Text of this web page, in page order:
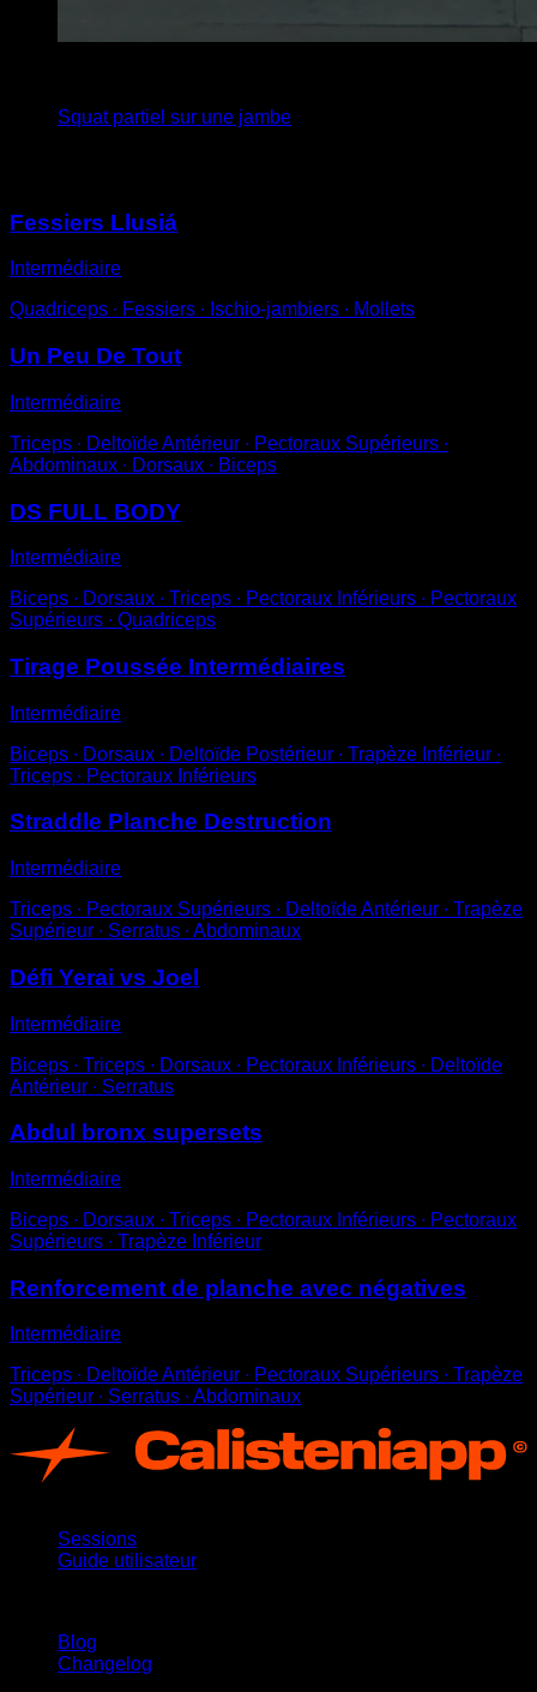
Squat partiel sur une jambe
Fessiers Llusiá
Intermédiaire
Quadriceps ∙ Fessiers ∙ Ischio-jambiers ∙ Mollets
Un Peu De Tout
Intermédiaire
Triceps ∙ Deltoïde Antérieur ∙ Pectoraux Supérieurs ∙
Abdominaux ∙ Dorsaux ∙ Biceps
DS FULL BODY
Intermédiaire
Biceps ∙ Dorsaux ∙ Triceps ∙ Pectoraux Inférieurs ∙ Pectoraux
Supérieurs ∙ Quadriceps
Tirage Poussée Intermédiaires
Intermédiaire
Biceps ∙ Dorsaux ∙ Deltoïde Postérieur ∙ Trapèze Inférieur ∙
Triceps ∙ Pectoraux Inférieurs
Straddle Planche Destruction
Intermédiaire
Triceps ∙ Pectoraux Supérieurs ∙ Deltoïde Antérieur ∙ Trapèze
Supérieur ∙ Serratus ∙ Abdominaux
Défi Yerai vs Joel
Intermédiaire
Biceps ∙ Triceps ∙ Dorsaux ∙ Pectoraux Inférieurs ∙ Deltoïde
Antérieur ∙ Serratus
Abdul bronx supersets
Intermédiaire
Biceps ∙ Dorsaux ∙ Triceps ∙ Pectoraux Inférieurs ∙ Pectoraux
Supérieurs ∙ Trapèze Inférieur
Renforcement de planche avec négatives
Intermédiaire
Triceps ∙ Deltoïde Antérieur ∙ Pectoraux Supérieurs ∙ Trapèze
Supérieur ∙ Serratus ∙ Abdominaux
Sessions
Guide utilisateur
Blog
Changelog